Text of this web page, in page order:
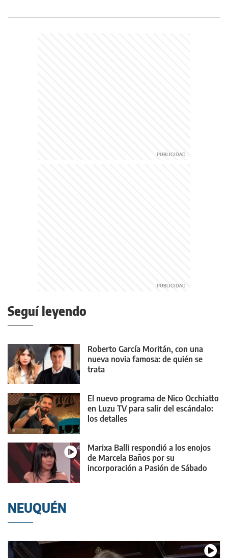
Seguí leyendo
Roberto García Moritán, con una
nueva novia famosa: de quién se
trata
El nuevo programa de Nico Occhiatto
en Luzu TV para salir del escándalo:
los detalles
Marixa Balli respondió a los enojos
de Marcela Baños por su
incorporación a Pasión de Sábado
NEUQUÉN